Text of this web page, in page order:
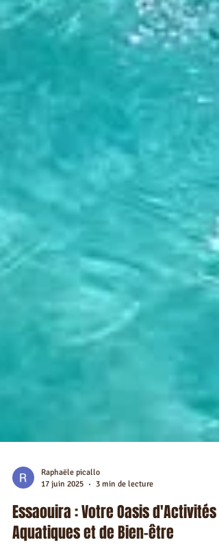
Raphaële picallo
17 juin 2025
3 min de lecture
Essaouira : Votre Oasis d'Activités